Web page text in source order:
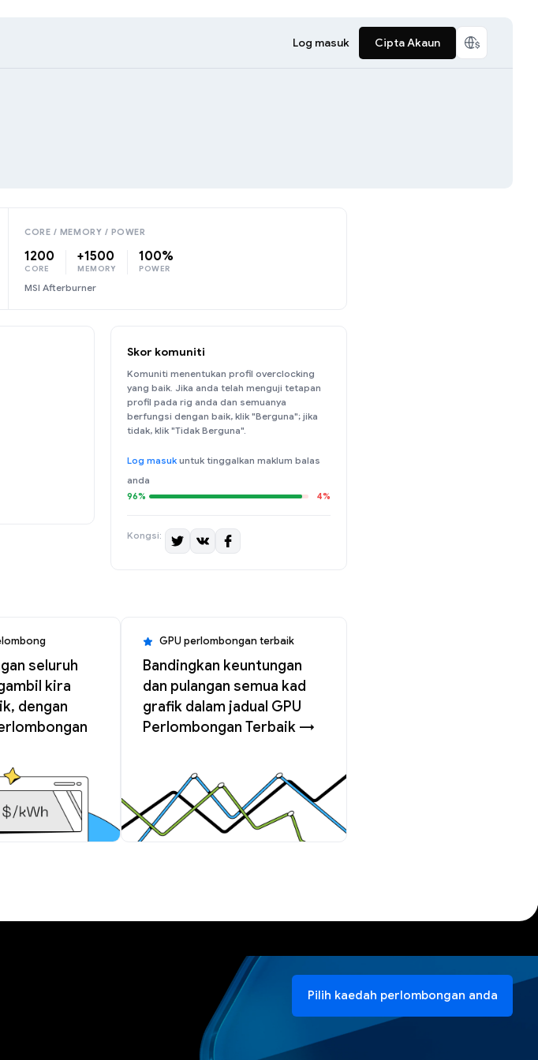
Log masuk Cipta Akaun
CORE / MEMORY / POWER
1200
CORE
+1500
MEMORY
100%
POWER
MSI Afterburner
Skor komuniti
Komuniti menentukan profil overclocking
yang baik. Jika anda telah menguji tetapan
profil pada rig anda dan semuanya
berfungsi dengan baik, klik "Berguna"; jika
tidak, klik "Tidak Berguna".
Log masuk untuk tinggalkan maklum balas
anda
96% 4%
Kongsi:
seluruh
kira
dengan
GPU perlombongan terbaik
Bandingkan keuntungan
dan pulangan semua kad
grafik dalam jadual GPU
Perlombongan Terbaik →
Pilih kaedah perlombongan anda